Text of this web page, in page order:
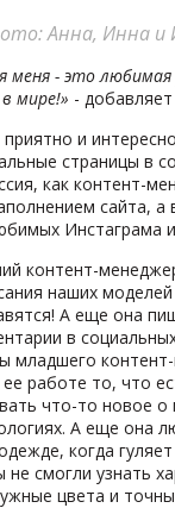
Анна, Инна и
меня - это
мире!» -
и
страницы в
как контент-
сайта, а
Инстаграма
контент-
наших
А еще она
в
младшего
работе то, что
что-то новое о
А еще она
когда
смогли узнать
цвета и